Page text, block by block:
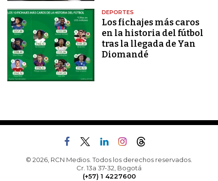
DEPORTES
Los fichajes más caros
en la historia del fútbol
tras la llegada de Yan
Diomandé
© 2026, RCN Medios. Todos los derechos reservados.
Cr. 13a 37-32, Bogotá
(+57) 1 4227600